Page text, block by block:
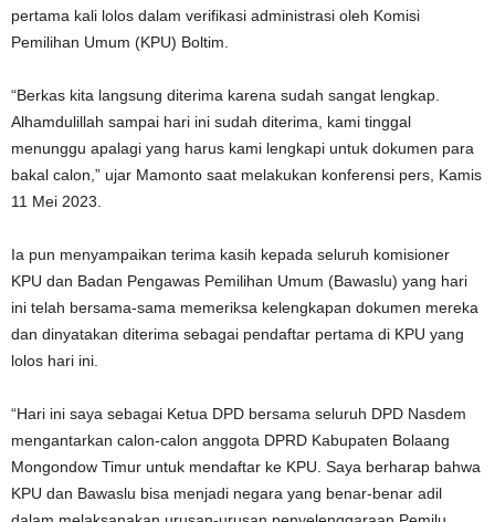
pertama kali lolos dalam verifikasi administrasi oleh Komisi
Pemilihan Umum (KPU) Boltim.
“Berkas kita langsung diterima karena sudah sangat lengkap.
Alhamdulillah sampai hari ini sudah diterima, kami tinggal
menunggu apalagi yang harus kami lengkapi untuk dokumen para
bakal calon,” ujar Mamonto saat melakukan konferensi pers, Kamis
11 Mei 2023.
Ia pun menyampaikan terima kasih kepada seluruh komisioner
KPU dan Badan Pengawas Pemilihan Umum (Bawaslu) yang hari
ini telah bersama-sama memeriksa kelengkapan dokumen mereka
dan dinyatakan diterima sebagai pendaftar pertama di KPU yang
lolos hari ini.
“Hari ini saya sebagai Ketua DPD bersama seluruh DPD Nasdem
mengantarkan calon-calon anggota DPRD Kabupaten Bolaang
Mongondow Timur untuk mendaftar ke KPU. Saya berharap bahwa
KPU dan Bawaslu bisa menjadi negara yang benar-benar adil